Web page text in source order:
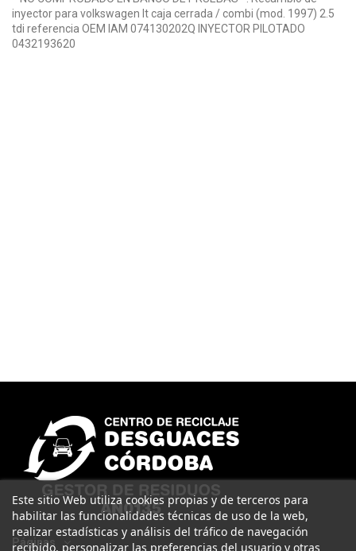
inyector para volkswagen lt caja cerrada / combi (mod. 1997) 2.5
tdi referencia OEM IAM 074130202Q INYECTOR PILOTADO
0432193620
Páginas
Este sitio Web utiliza cookies propias y de terceros para
habilitar las funcionalidades técnicas de uso de la web,
realizar estadísticas y análisis del tráfico de navegación
recibido, personalizar las preferencias del usuario y otras